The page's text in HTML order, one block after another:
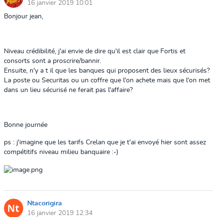
16 janvier 2019 10:01
Bonjour jean,
Niveau crédibilité, j'ai envie de dire qu'il est clair que Fortis et
consorts sont a proscrire/bannir.
Ensuite, n'y a t il que les banques qui proposent des lieux sécurisés?
La poste ou Securitas ou un coffre que l'on achete mais que l'on met
dans un lieu sécurisé ne ferait pas l'affaire?
Bonne journée
ps : j'imagine que les tarifs Crelan que je t'ai envoyé hier sont assez
compétitifs niveau milieu banquaire :-)
Ntacorigira
16 janvier 2019 12:34